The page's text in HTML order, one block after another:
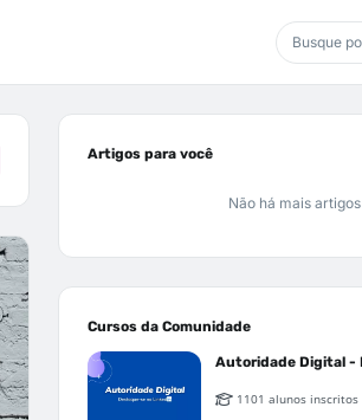
Artigos para você
Não há mais artigos
Cursos da Comunidade
1101 alunos inscritos